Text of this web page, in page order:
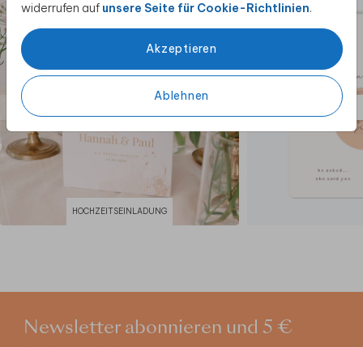
widerrufen auf unsere Seite für Cookie-Richtlinien.
Akzeptieren
Ablehnen
HOCHZEITSEINLADUNG
Newsletter abonnieren und 5 €